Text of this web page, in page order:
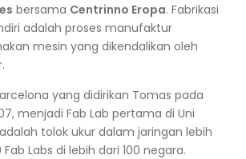
bersama Centrinno Eropa. Fabrikasi
adalah proses manufaktur
mesin yang dikendalikan oleh
yang didirikan Tomas pada
menjadi Fab Lab pertama di Uni
tolok ukur dalam jaringan lebih
Labs di lebih dari 100 negara.